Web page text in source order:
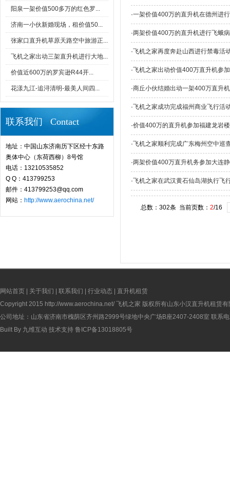
阳泉一架价值500多万的红色罗...
济南一小伙新婚现场，租价值50...
张家口直升机草原天路空中旅游正...
飞机之家出动三架直升机进行大地...
价值近600万的罗宾逊R44开...
花漾九江-追浔清明-最美人间四...
联系我们 Contact
地址：中国山东济南历下区经十东路
奥体中心（东荷西柳）8号馆
电话：13210535852
Q Q：413799253
邮件：413799253@qq.com
网站： http://www.aerochina.net/
·一架价值400万的直升机在德州进
·两架价值400万的直升机进行飞蛾
·飞机之家再度奔赴山西进行禁毒活
·飞机之家出动价值400万直升机参
·商丘小伙结婚出动一架400万直升
·飞机之家成功完成福州商业飞行活
·价值400万的直升机参加福建龙岩
·飞机之家顺利完成广东梅州空中巡
·两架价值400万直升机务参加大连
·飞机之家在武汉黄石仙岛湖执行飞
总数：302条 当前页数： 2/16
网站首页 关于我们 联系我们 行业动态
直升机租赁
Copyright 2015 http://www.aerochina.net/ 飞机之家 版权所有山东小汉直升机租赁有
公司地址：山东省济南市槐荫区齐州路2999号绿地中央广场B座2407-2408室 联系
Built By 九维互动 技术支持 鲁ICP备13018805号